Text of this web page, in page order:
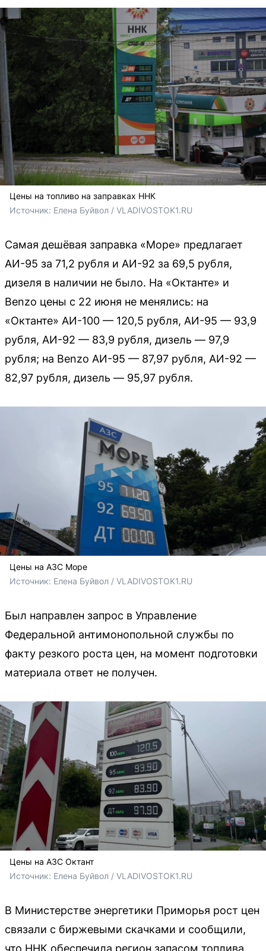
Цены на топливо на заправках ННК
Источник: Елена Буйвол / VLADIVOSTOK1.RU
Самая дешёвая заправка «Море» предлагает
АИ-95 за 71,2 рубля и АИ-92 за 69,5 рубля,
дизеля в наличии не было. На «Октанте» и
Benzo цены с 22 июня не менялись: на
«Октанте» АИ-100 — 120,5 рубля, АИ-95 — 93,9
рубля, АИ-92 — 83,9 рубля, дизель — 97,9
рубля; на Benzo АИ-95 — 87,97 рубля, АИ-92 —
82,97 рубля, дизель — 95,97 рубля.
Цены на АЗС Море
Источник: Елена Буйвол / VLADIVOSTOK1.RU
Был направлен запрос в Управление
Федеральной антимонопольной службы по
факту резкого роста цен, на момент подготовки
материала ответ не получен.
Цены на АЗС Октант
Источник: Елена Буйвол / VLADIVOSTOK1.RU
В Министерстве энергетики Приморья рост цен
связали с биржевыми скачками и сообщили,
что ННК обеспечила регион запасом топлива.